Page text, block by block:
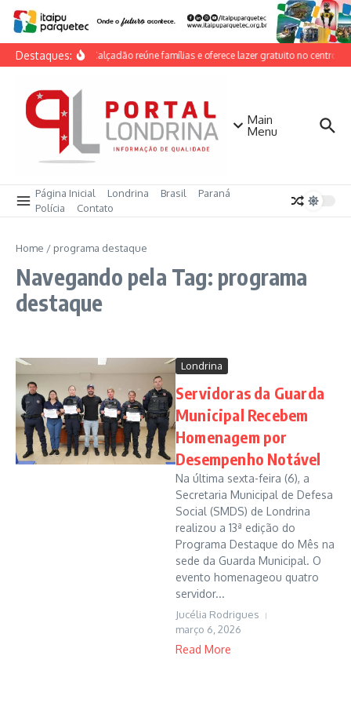
Ir para o conteúdo
Destaques:Dia do Calçadão reúne famílias e oferece lazer gratuito no centro de
Main
Menu
Página Inicial Londrina Brasil
Paraná
Polícia
Contato
Home / programa destaque
Navegando pela Tag: programa
destaque
Londrina
Servidoras da Guarda
Municipal Recebem
Homenagem por
Desempenho Notável
Na última sexta-feira (6), a
Secretaria Municipal de Defesa
Social (SMDS) de Londrina
realizou a 13ª edição do
Programa Destaque do Mês na
sede da Guarda Municipal. O
evento homenageou quatro
servidor...
Jucélia Rodrigues
março 6, 2026
Read More